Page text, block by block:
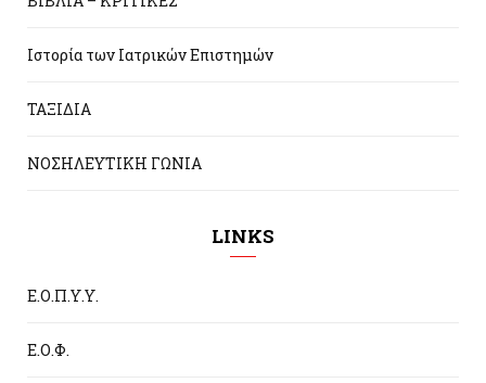
Ιστορία των Ιατρικών Επιστημών
ΤΑΞΙΔΙΑ
ΝΟΣΗΛΕΥΤΙΚΗ ΓΩΝΙΑ
LINKS
Ε.Ο.Π.Υ.Υ.
Ε.Ο.Φ.